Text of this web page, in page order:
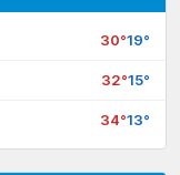
30°19°
32°15°
34°13°